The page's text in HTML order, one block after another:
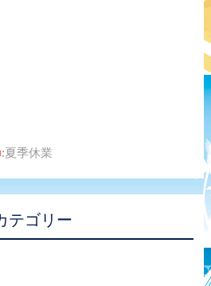
:夏季休業
テゴリー